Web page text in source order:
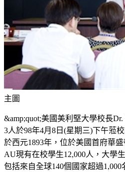
主圖
&amp;quot;美國美利堅大學校長
3人於98年4月8日(星期三)下午蒞
於西元1893年，位於美國首府華
AU現有在校學生12,000人，大學
包括來自全球140個國家超過